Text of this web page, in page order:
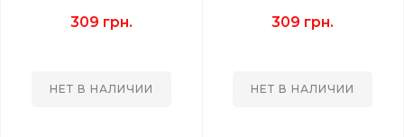
309 грн.
НЕТ В НАЛИЧИИ
309 грн.
НЕТ В НАЛИЧИИ